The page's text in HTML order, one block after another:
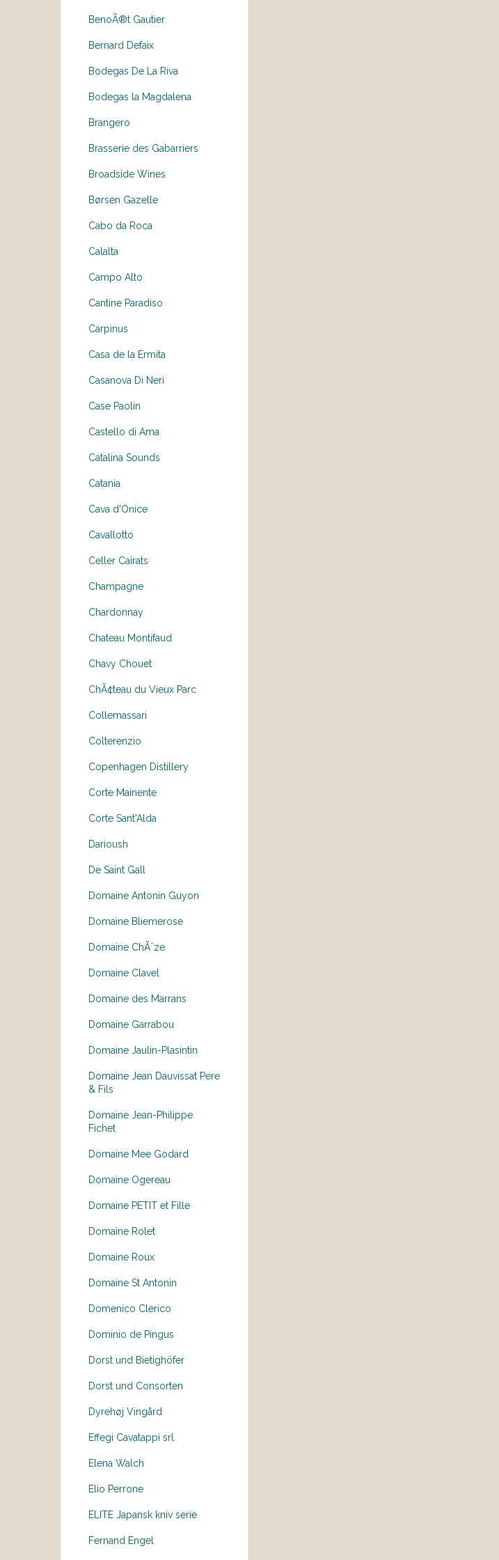
BenoÃ®t Gautier
Bernard Defaix
Bodegas De La Riva
Bodegas la Magdalena
Brangero
Brasserie des Gabarriers
Broadside Wines
Børsen Gazelle
Cabo da Roca
Calalta
Campo Alto
Cantine Paradiso
Carpinus
Casa de la Ermita
Casanova Di Neri
Case Paolin
Castello di Ama
Catalina Sounds
Catania
Cava d'Onice
Cavallotto
Celler Cairats
Champagne
Chardonnay
Chateau Montifaud
Chavy Chouet
ChÃ¢teau du Vieux Parc
Collemassari
Colterenzio
Copenhagen Distillery
Corte Mainente
Corte Sant'Alda
Darioush
De Saint Gall
Domaine Antonin Guyon
Domaine Bliemerose
Domaine ChÃ¨ze
Domaine Clavel
Domaine des Marrans
Domaine Garrabou
Domaine Jaulin-Plasintin
Domaine Jean Dauvissat Pere
& Fils
Domaine Jean-Philippe
Fichet
Domaine Mee Godard
Domaine Ogereau
Domaine PETIT et Fille
Domaine Rolet
Domaine Roux
Domaine St Antonin
Domenico Clerico
Dominio de Pingus
Dorst und Bietighöfer
Dorst und Consorten
Dyrehøj Vingård
Effegi Cavatappi srl
Elena Walch
Elio Perrone
ELITE Japansk kniv serie
Fernand Engel